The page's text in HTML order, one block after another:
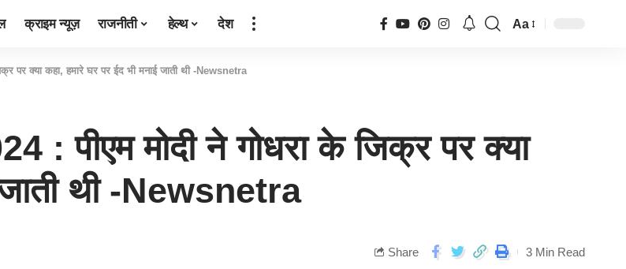
क्राइम न्यूज़ राजनीती हेल्थ देश Aa
पर क्या कहा, हमारे घर पर ईद भी मनाई जाती थी -Newsnetra
पीएम मोदी ने गोधरा के जिक्र पर क्या
जाती थी -Newsnetra
Share 3 Min Read